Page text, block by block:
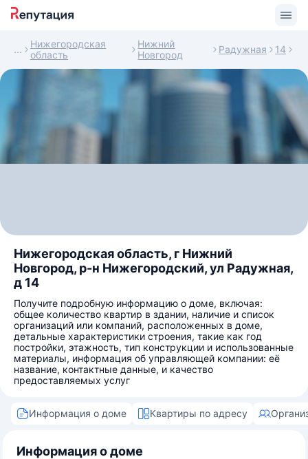
Нижегородская
область
Нижний
Новгород
Радужная 14
Нижегородская область, г Нижний
Новгород, р-н Нижегородский, ул Радужная,
д 14
Получите подробную информацию о доме, включая:
общее количество квартир в здании, наличие и список
организаций или компаний, расположенных в доме,
детальные характеристики строения, такие как год
постройки, этажность, тип конструкции и использованные
материалы, информация об управляющей компании: её
название, контактные данные, и качество
предоставляемых услуг
Информация о доме Квартиры по адресу
Информация о доме